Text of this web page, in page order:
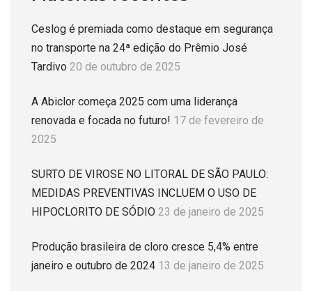
Ceslog é premiada como destaque em segurança
no transporte na 24ª edição do Prêmio José
Tardivo 20 de outubro de 2025
A Abiclor começa 2025 com uma liderança
renovada e focada no futuro! 17 de fevereiro de
2025
SURTO DE VIROSE NO LITORAL DE SÃO PAULO:
MEDIDAS PREVENTIVAS INCLUEM O USO DE
HIPOCLORITO DE SÓDIO 23 de janeiro de 2025
Produção brasileira de cloro cresce 5,4% entre
janeiro e outubro de 2024 13 de janeiro de 2025